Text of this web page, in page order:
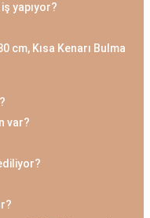
yapıyor?
cm, Kısa Kenarı Bulma
var?